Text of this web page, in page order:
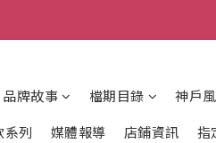
品牌故事 檔期目錄
神戶
系列
媒體報導 店鋪資訊 指